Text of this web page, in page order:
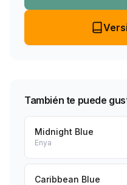
También te puede
Midnight Blue
Enya
Caribbean Blue